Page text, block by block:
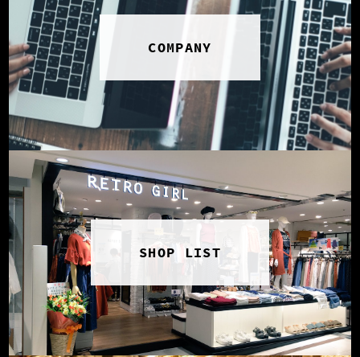
ーリーファッション #ガーリーコーデ#ト
レンドファッション #トレンドコーデ #
トレンドアイテム
COMPANY
SHOP LIST